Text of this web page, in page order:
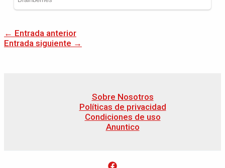
← Entrada anterior
Entrada siguiente →
Sobre Nosotros
Políticas de privacidad
Condiciones de uso
Anuntico